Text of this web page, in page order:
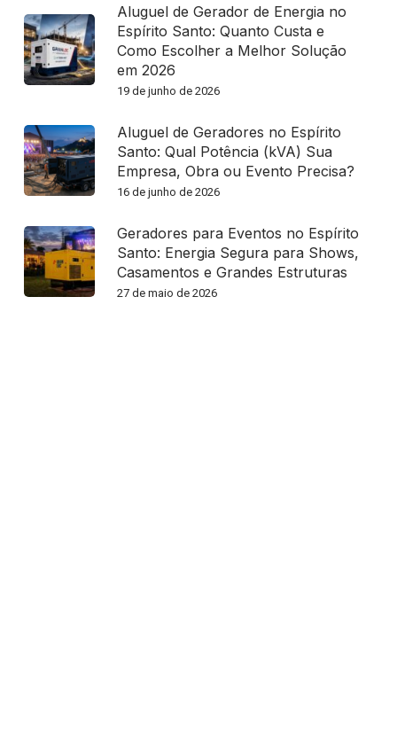
Aluguel de Gerador de Energia no
Espírito Santo: Quanto Custa e
Como Escolher a Melhor Solução
em 2026
19 de junho de 2026
Aluguel de Geradores no Espírito
Santo: Qual Potência (kVA) Sua
Empresa, Obra ou Evento Precisa?
16 de junho de 2026
Geradores para Eventos no Espírito
Santo: Energia Segura para Shows,
Casamentos e Grandes Estruturas
27 de maio de 2026